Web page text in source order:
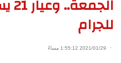
للجرام
2021/01/29 1:55:12 مساءً